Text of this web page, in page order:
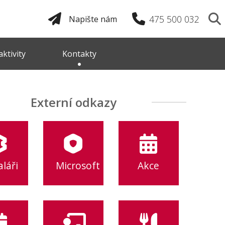
475 500 032
Napište nám
Kontakty
Externí odkazy
Microsoft Akce